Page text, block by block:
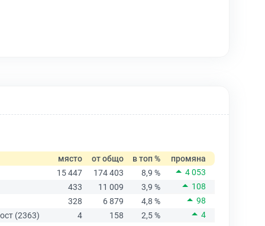
място от общо в топ %
промяна
15 447
174 403 8,9 %
4 053
433
11 009 3,9 %
108
328
6 879 4,8 %
98
(2363)
4 158 2,5 % 4